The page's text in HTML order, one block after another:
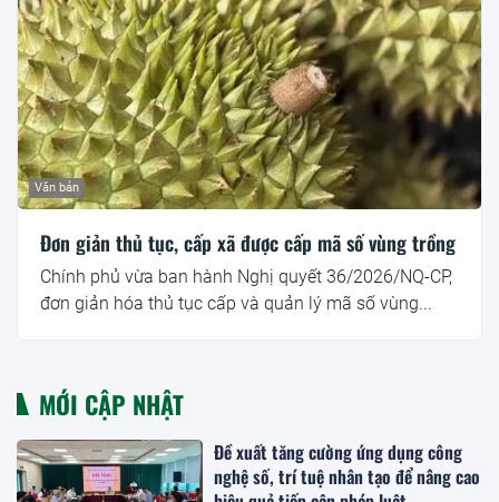
Văn bản
Đơn giản thủ tục, cấp xã được cấp mã số vùng trồng
Chính phủ vừa ban hành Nghị quyết 36/2026/NQ-CP,
đơn giản hóa thủ tục cấp và quản lý mã số vùng...
MỚI CẬP NHẬT
Đề xuất tăng cường ứng dụng công
nghệ số, trí tuệ nhân tạo để nâng cao